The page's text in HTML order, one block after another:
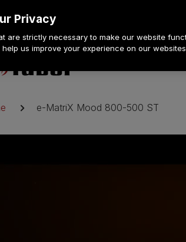
e-MatriX Mood 800-500 ST
Privacy
are strictly necessary to make our website
us improve your experience on our